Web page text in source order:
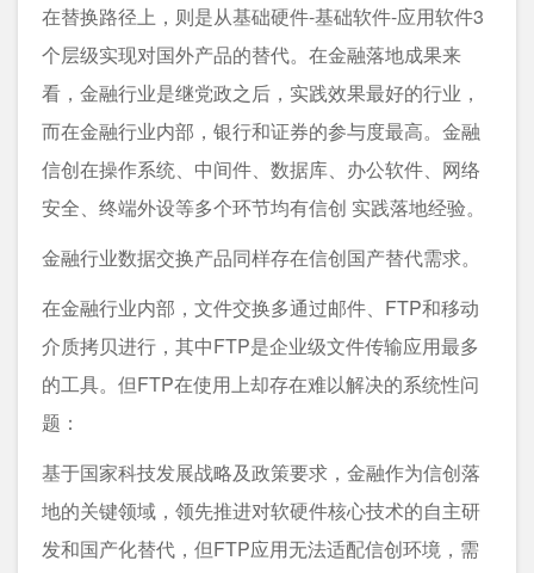
在替换路径上，则是从基础硬件-基础软件-应用软件3
个层级实现对国外产品的替代。在金融落地成果来
看，金融行业是继党政之后，实践效果最好的行业，
而在金融行业内部，银行和证券的参与度最高。金融
信创在操作系统、中间件、数据库、办公软件、网络
安全、终端外设等多个环节均有信创 实践落地经验。
金融行业数据交换产品同样存在信创国产替代需求。
在金融行业内部，文件交换多通过邮件、FTP和移动
介质拷贝进行，其中FTP是企业级文件传输应用最多
的工具。但FTP在使用上却存在难以解决的系统性问
题：
基于国家科技发展战略及政策要求，金融作为信创落
地的关键领域，领先推进对软硬件核心技术的自主研
发和国产化替代，但FTP应用无法适配信创环境，需